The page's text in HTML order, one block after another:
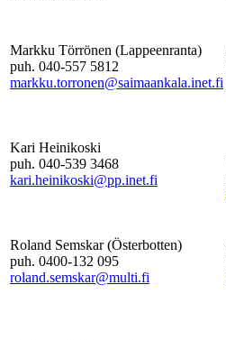
Markku Törrönen (Lappeenranta)
puh. 040-557 5812
markku.torronen@saimaankala.inet.fi
Kari Heinikoski
puh. 040-539 3468
kari.heinikoski@pp.inet.fi
Roland Semskar (Österbotten)
puh. 0400-132 095
roland.semskar@multi.fi